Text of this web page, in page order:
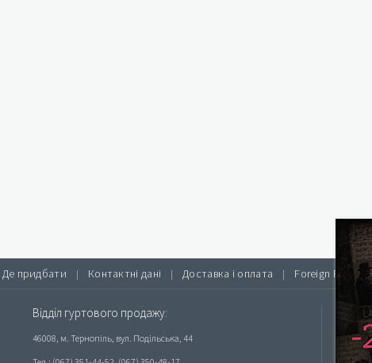
Де придбати | Контактні дані | Доставка і оплата | Foreign Rights
Відділ гуртового продажу:
46008, м. Тернопіль, вул. Подільська, 44